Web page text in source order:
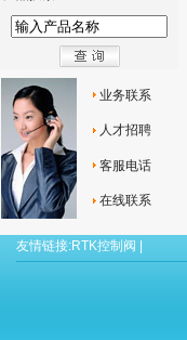
业务联系
人才招聘
客服电话
在线联系
友情链接:RTK控制阀